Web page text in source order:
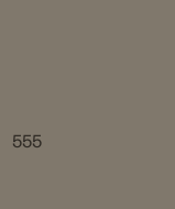
555